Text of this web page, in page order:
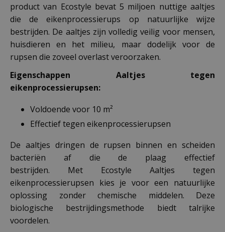
product van Ecostyle bevat 5 miljoen nuttige aaltjes
die de eikenprocessierups op natuurlijke wijze
bestrijden. De aaltjes zijn volledig veilig voor mensen,
huisdieren en het milieu, maar dodelijk voor de
rupsen die zoveel overlast veroorzaken.
Eigenschappen Aaltjes tegen
eikenprocessierupsen:
Voldoende voor 10 m²
Effectief tegen eikenprocessierupsen
De aaltjes dringen de rupsen binnen en scheiden
bacteriën af die de plaag effectief
bestrijden. Met Ecostyle Aaltjes tegen
eikenprocessierupsen kies je voor een natuurlijke
oplossing zonder chemische middelen. Deze
biologische bestrijdingsmethode biedt talrijke
voordelen.